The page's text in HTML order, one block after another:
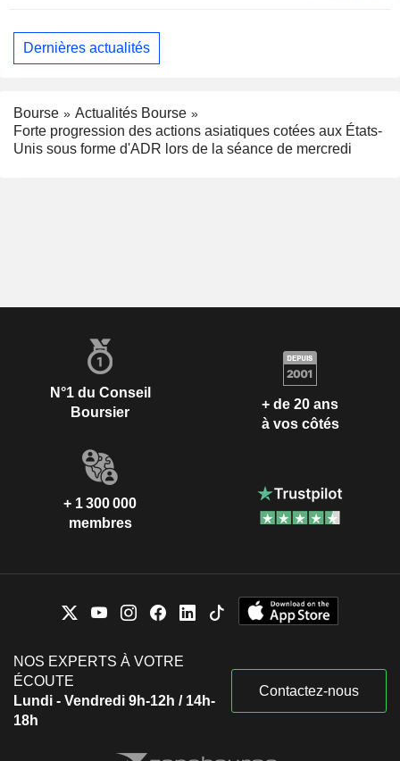
Dernières actualités
Bourse
Actualités Bourse
Forte progression des actions asiatiques cotées aux États-
Unis sous forme d'ADR lors de la séance de mercredi
N°1 du Conseil
Boursier
+ de 20 ans
à vos côtés
+ 1 300 000
membres
NOS EXPERTS À VOTRE
ÉCOUTE
Lundi - Vendredi 9h-12h / 14h-
18h
Contactez-nous